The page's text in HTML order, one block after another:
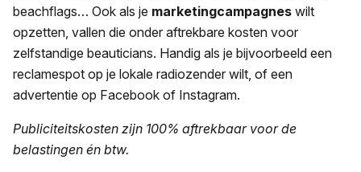
beachflags… Ook als je marketingcampagnes wilt
opzetten, vallen die onder aftrekbare kosten voor
zelfstandige beauticians. Handig als je bijvoorbeeld een
reclamespot op je lokale radiozender wilt, of een
advertentie op Facebook of Instagram.
Publiciteitskosten zijn 100% aftrekbaar voor de
belastingen én btw.